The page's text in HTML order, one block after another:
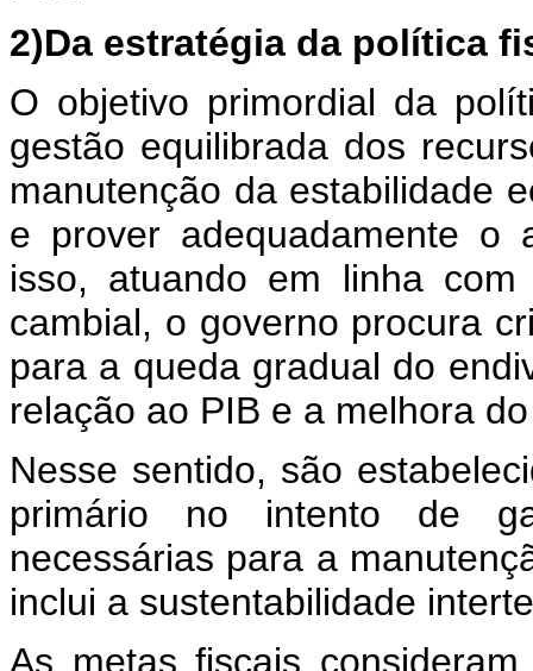
2)Da estratégia da política
O objetivo primordial da
gestão equilibrada dos
manutenção da estabilidade
e prover adequadamente o
isso, atuando em linha
cambial, o governo procura
para a queda gradual do
relação ao PIB e a melhora
Nesse sentido, são
primário no intento de
necessárias para a
inclui a sustentabilidade
As metas fiscais